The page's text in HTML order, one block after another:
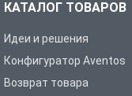
КАТАЛОГ ТОВАРОВ
Идеи и решения
Конфигуратор Aventos
Возврат товара